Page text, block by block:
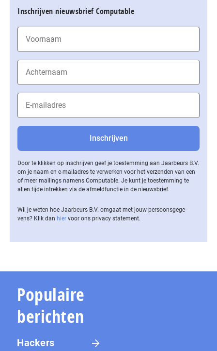
Inschrijven nieuwsbrief Computable
Door te klikken op inschrijven geef je toestemming aan Jaarbeurs B.V.
om je naam en e-mailadres te verwerken voor het verzenden van een
of meer mailings namens Computable. Je kunt je toestemming te
allen tijde intrekken via de af­meld­func­tie in de nieuwsbrief.
Wil je weten hoe Jaarbeurs B.V. omgaat met jouw per­soons­ge­ge­
vens? Klik dan hier voor ons privacy statement.
Populaire
berichten
Hackers